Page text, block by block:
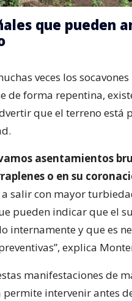
que pueden
veces los
de forma repentina,
que el terreno está
asentamientos
o en su
salir con mayor
pueden indicar que el
internamente y que es
explica
manifestaciones de
intervenir antes